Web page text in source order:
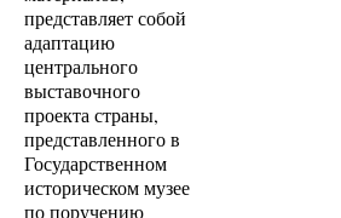
представляет собой
адаптацию
центрального
выставочного
проекта страны,
представленного в
Государственном
историческом музее
по поручению